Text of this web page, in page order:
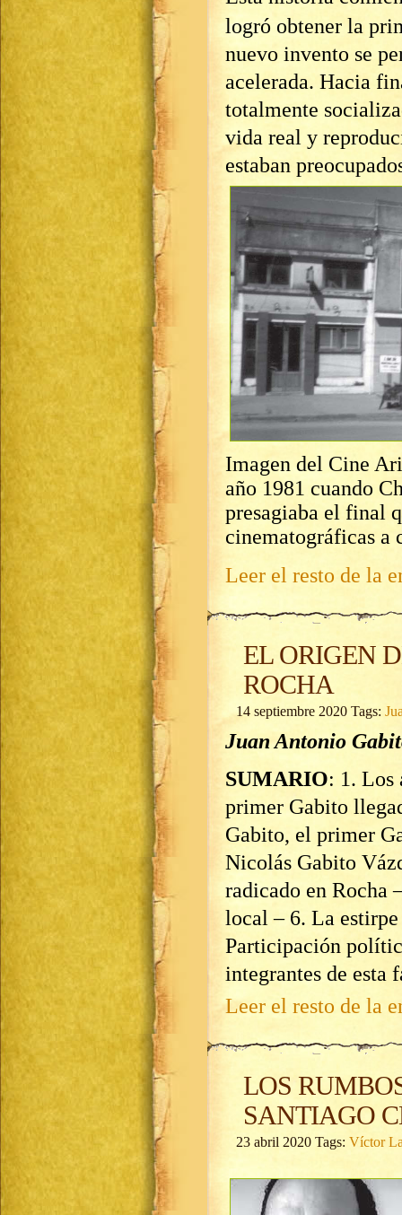
logró obtener la
nuevo invento se
acelerada. Hacia
totalmente
vida real y
estaban
Imagen del Cine
año 1981 cuando
presagiaba el final
cinematográficas a
Leer el resto de la
EL ORIGEN
ROCHA
14 septiembre 2020 Tags:
Juan Antonio
SUMARIO: 1. Los
primer Gabito
Gabito, el primer
Nicolás Gabito
radicado en Rocha
local – 6. La
Participación
integrantes de esta
Leer el resto de la
LOS
SANTIAGO
23 abril 2020 Tags: Víctor